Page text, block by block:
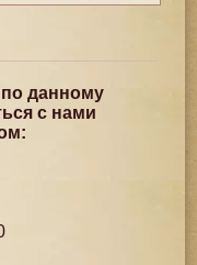
данному
с нами